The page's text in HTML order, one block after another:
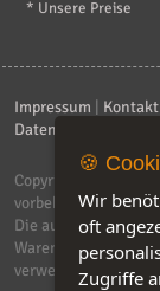
* Unsere Preise
Impressum Kontakt
Copyright © 2026
vorbehalten.
Die auf dieser Seite
Warenzeichen sind
verwendet Affiliat-
🍪
Wir
oft
Zugriffe